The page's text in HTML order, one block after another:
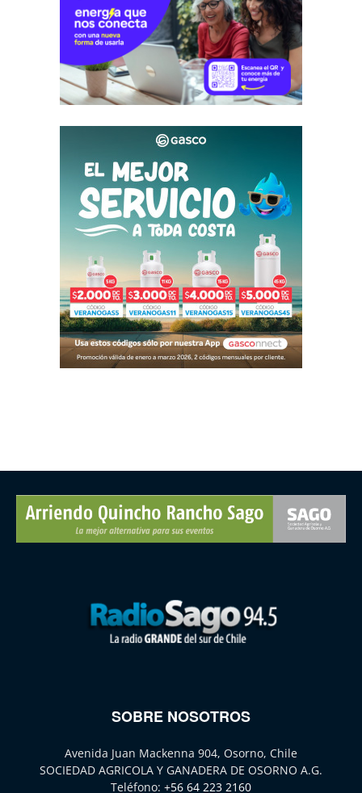
SOBRE NOSOTROS
Avenida Juan Mackenna 904, Osorno, Chile
SOCIEDAD AGRICOLA Y GANADERA DE OSORNO A.G.
Teléfono: +56 64 223 2160